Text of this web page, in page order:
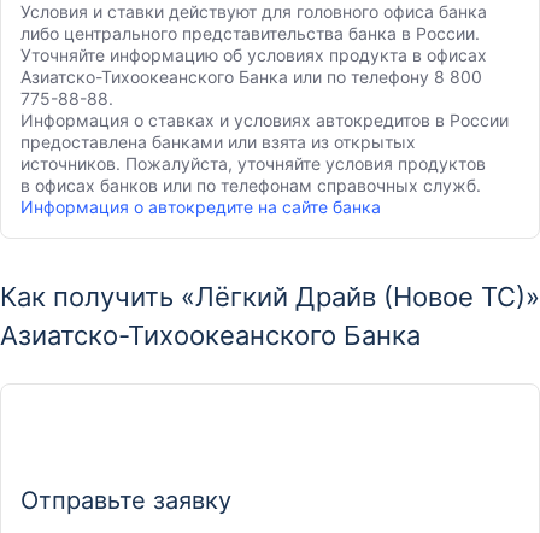
Условия и ставки действуют для головного офиса банка
либо центрального представительства банка в России.
Уточняйте информацию об условиях продукта в офисах
Азиатско-Тихоокеанского Банка или по телефону 8 800
775-88-88.
Информация о ставках и условиях автокредитов в России
предоставлена банками или взята из открытых
источников. Пожалуйста, уточняйте условия продуктов
в офисах банков или по телефонам справочных служб.
Информация о автокредите на сайте банка
Как получить «Лёгкий Драйв (Новое ТС)»
Азиатско-Тихоокеанского Банка
Отправьте заявку